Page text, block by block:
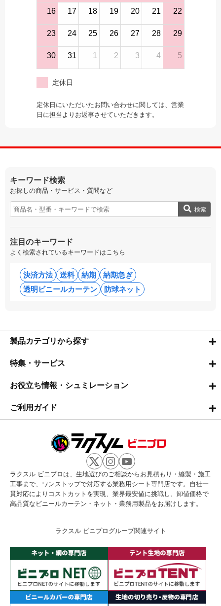
16 17 18 19 20 21 22
23 24 25 26 27 28 29
30 31 1 2 3 4 5
定休日
定休日にいただいたお問い合わせに関しては、営業
日に担当よりお返事させていただきます。
キーワード検索
お探しの商品・サービス・質問など
検索
注目のキーワード
よく検索されているキーワードはこちら
決済方法 送料 納期
納期急ぎ
透明ビニールカーテン
防球ネット
製品カテゴリから探す
特集・サービス
お役立ち情報・シュミレーション
ご利用ガイド
ラクスル ビニプロは、生地選びのご相談からお見積もり・縫製・施工
工事まで、ワンストップで対応する業務用シート専門店です。自社一
貫対応によりコストカットを実現、業界最安値に挑戦し、卸値価格で
高品質なビニールカーテン・ネット・業務用製品をお届けします。
ラクスル ビニプログループ関連サイト